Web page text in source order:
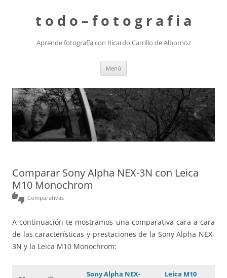
t o d o – f o t o g r a f i a
Aprende fotografía con Ricardo Carrillo de Albornoz
Menú
Comparar Sony Alpha NEX-3N con Leica
M10 Monochrom
thumbs_up_down Comparativas
A continuación te mostramos una comparativa cara a cara
de las características y prestaciones de la Sony Alpha NEX-
3N y la Leica M10 Monochrom:
Sony Alpha NEX-
Leica M10